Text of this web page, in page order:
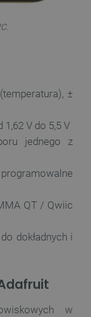
±
V do 5,5 V
jednego z
QT / Qwiic
dokładnych i
w